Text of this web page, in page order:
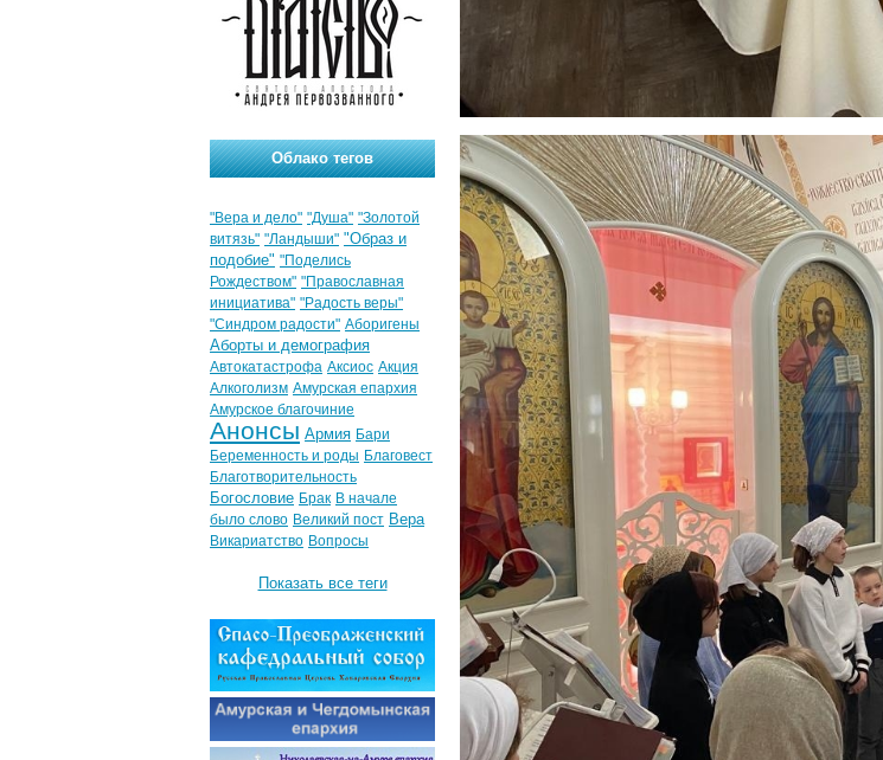
Облако тегов
"Вера и дело" "Душа" "Золотой
витязь" "Ландыши" "Образ и
подобие" "Поделись
Рождеством" "Православная
инициатива" "Радость веры"
"Синдром радости" Аборигены
Аборты и демография
Автокатастрофа Аксиос Акция
Алкоголизм Амурская епархия
Амурское благочиние
Анонсы Армия Бари
Беременность и роды Благовест
Благотворительность
Богословие Брак В начале
было слово Великий пост Вера
Викариатство Вопросы
Показать все теги